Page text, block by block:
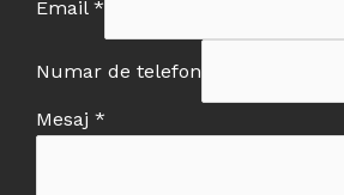
Email *
Numar de telefon
Mesaj *